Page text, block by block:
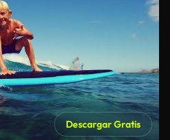
Descargar Gratis